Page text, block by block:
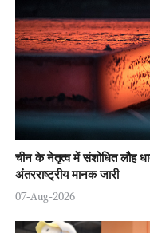
चीन के नेतृत्व में संशोधित लौह
अंतरराष्ट्रीय मानक जारी
07-Aug-2026